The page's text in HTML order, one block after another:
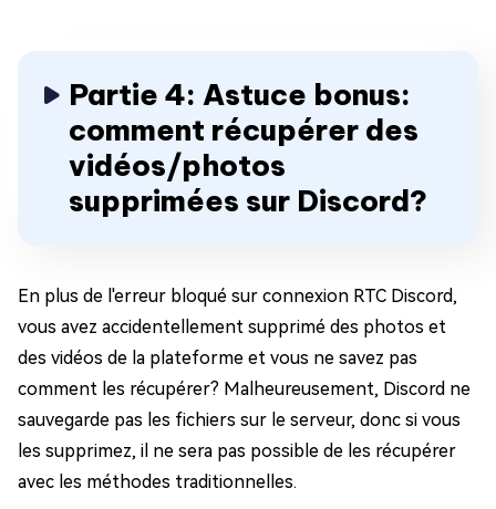
Partie 4: Astuce bonus:
comment récupérer des
vidéos/photos
supprimées sur Discord?
En plus de l'erreur bloqué sur connexion RTC Discord,
vous avez accidentellement supprimé des photos et
des vidéos de la plateforme et vous ne savez pas
comment les récupérer? Malheureusement, Discord ne
sauvegarde pas les fichiers sur le serveur, donc si vous
les supprimez, il ne sera pas possible de les récupérer
avec les méthodes traditionnelles.